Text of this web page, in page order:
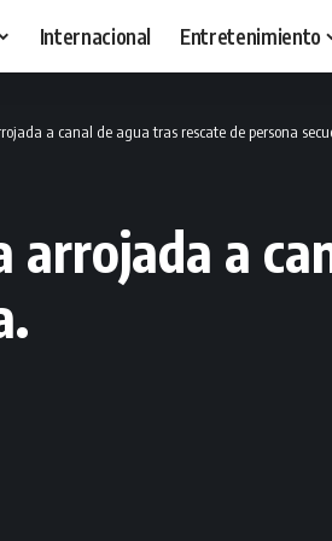
Internacional Entretenimiento
a canal de agua tras rescate de persona
arrojada a